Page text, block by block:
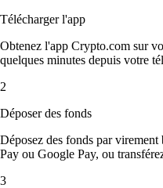
Télécharger l'app
Obtenez l'app Crypto.com sur
quelques minutes depuis votre
2
Déposer des fonds
Déposez des fonds par
Pay ou Google Pay, ou
3